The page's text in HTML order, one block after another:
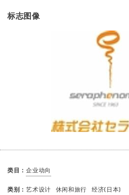
标志图像
类目：企业动向
类别：艺术设计 休闲和旅行 经济(日本)